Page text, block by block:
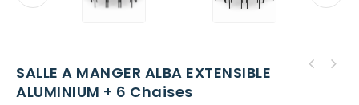
SALLE A MANGER ALBA EXTENSIBLE
ALUMINIUM + 6 Chaises